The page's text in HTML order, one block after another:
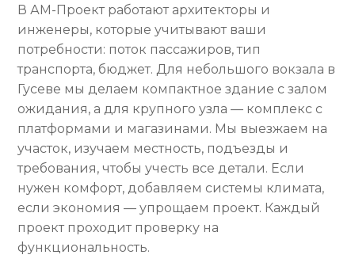
В АМ-Проект работают архитекторы и
инженеры, которые учитывают ваши
потребности: поток пассажиров, тип
транспорта, бюджет. Для небольшого вокзала в
Гусеве мы делаем компактное здание с залом
ожидания, а для крупного узла — комплекс с
платформами и магазинами. Мы выезжаем на
участок, изучаем местность, подъезды и
требования, чтобы учесть все детали. Если
нужен комфорт, добавляем системы климата,
если экономия — упрощаем проект. Каждый
проект проходит проверку на
функциональность.